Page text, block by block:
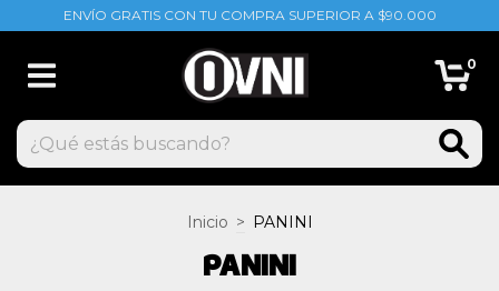
ENVÍO GRATIS CON TU COMPRA SUPERIOR A $90.000
0
Inicio > PANINI
PANINI